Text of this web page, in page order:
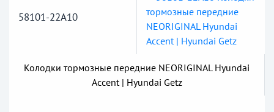
58101-22A10
Колодки тормозные передние NEORIGINAL Hyundai
Accent | Hyundai Getz